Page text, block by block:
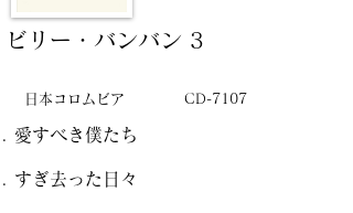
ビリー・バンバン 3
日本コロムビア CD-7107
愛すべき僕たち
すぎ去った日々